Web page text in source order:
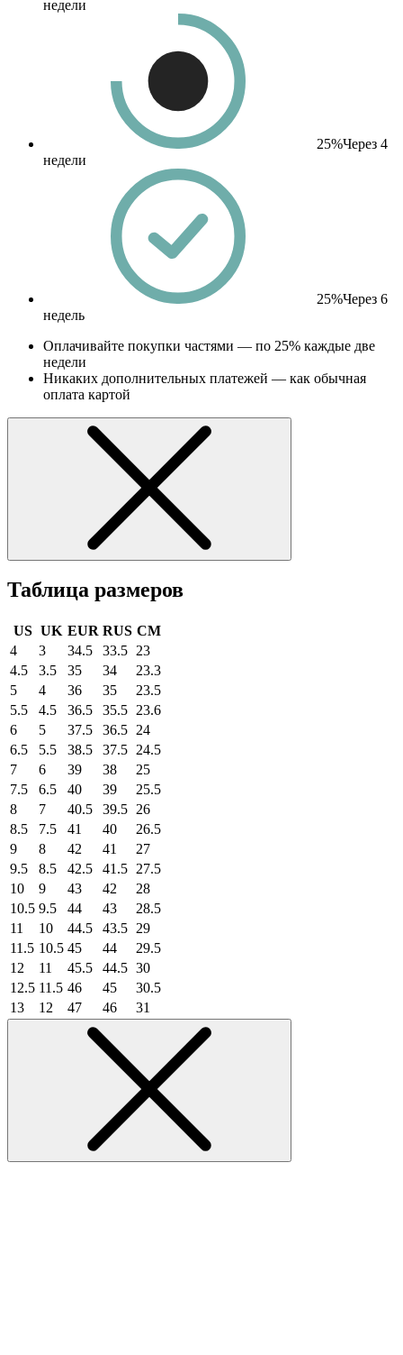
недели
25%Через 4
недели
25%Через 6
недель
Оплачивайте покупки частями — по 25% каждые две
недели
Никаких дополнительных платежей — как обычная
оплата картой
Таблица размеров
US UK EUR RUS CM
4
3 34.5 33.5 23
4.5
3.5 35 34
23.3
5
4 36 35
23.5
5.5
4.5 36.5 35.5 23.6
6
5 37.5 36.5 24
6.5
5.5 38.5 37.5 24.5
7
6 39 38
25
7.5
6.5 40 39
25.5
8
7 40.5 39.5 26
8.5
7.5 41 40
26.5
9
8 42 41
27
9.5
8.5 42.5 41.5 27.5
10
9 43 42
28
10.5 9.5 44 43
28.5
11
10 44.5 43.5 29
11.5 10.5 45 44
29.5
12
11 45.5 44.5 30
12.5 11.5 46 45
30.5
13
12 47 46 31